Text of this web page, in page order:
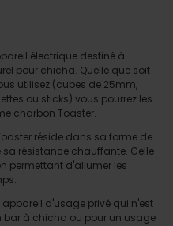
électrique destiné à
pour chicha. Quelle que soit
utilisez (cubes de 25mm,
ou sticks) vous pourrez les
charbon Toaster.
réside dans sa forme de
résistance chauffante. Celle-
permettant d'allumer les
d'usage privé qui n'est
bar à chicha ou pour un usage